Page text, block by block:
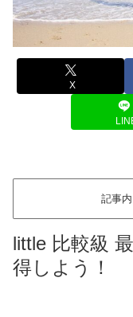
X
記事
little 比較級
得しよう！